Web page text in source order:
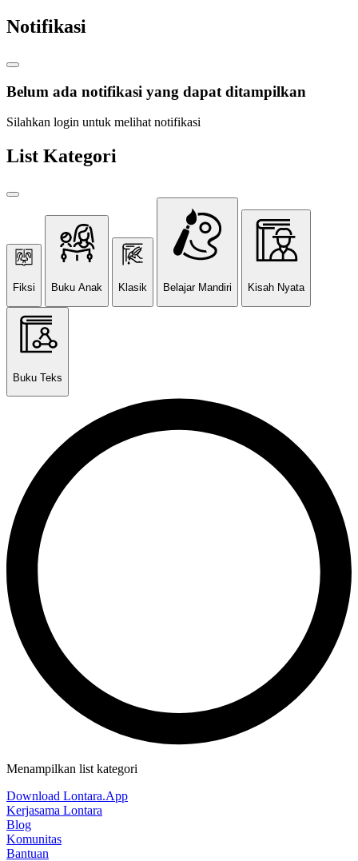
Notifikasi
Belum ada notifikasi yang dapat ditampilkan
Silahkan login untuk melihat notifikasi
List Kategori
Fiksi Buku Anak Klasik Belajar Mandiri Kisah Nyata
Buku Teks
Menampilkan list kategori
Download Lontara.App
Kerjasama Lontara
Blog
Komunitas
Bantuan